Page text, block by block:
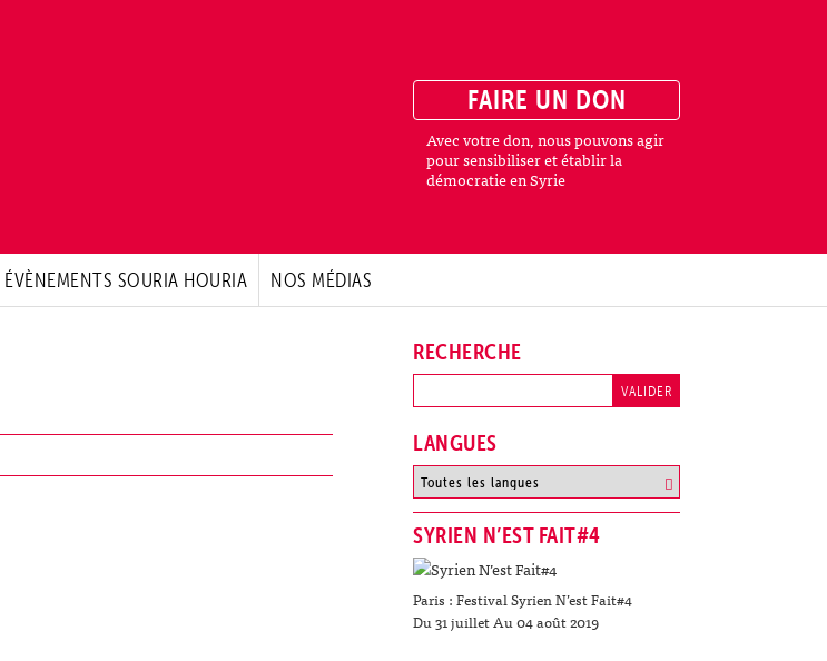
FAIRE UN DON
Avec votre don, nous pouvons agir
pour sensibiliser et établir la
démocratie en Syrie
ÉVÈNEMENTS SOURIA HOURIA NOS MÉDIAS
RECHERCHE
LANGUES
SYRIEN N’EST FAIT#4
Paris : Festival Syrien N’est Fait#4
Du 31 juillet Au 04 août 2019